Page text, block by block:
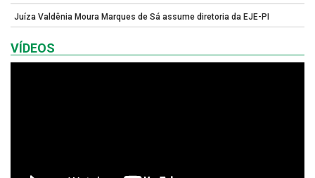
Juíza Valdênia Moura Marques de Sá assume diretoria da EJE-PI
VÍDEOS